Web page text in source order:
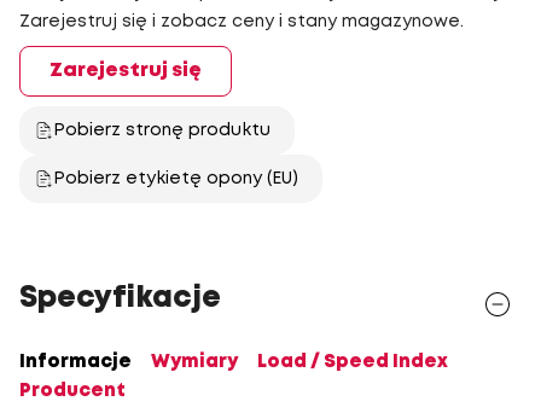
Zarejestruj się i zobacz ceny i stany magazynowe.
Zarejestruj się
Pobierz stronę produktu
Pobierz etykietę opony (EU)
Specyfikacje
Informacje Wymiary
Load / Speed Index
Producent